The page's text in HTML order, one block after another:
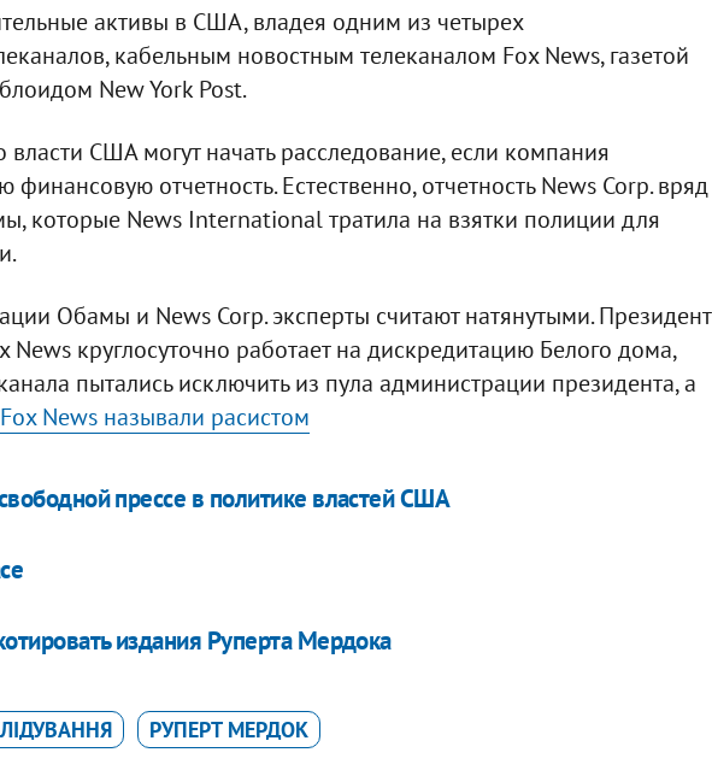
активы в США, владея одним из четырех
кабельным новостным телеканалом Fox News, газетой
New York Post.
власти США могут начать расследование, если компания
отчетность. Естественно, отчетность News Corp. вряд
которые News International тратила на взятки полиции для
Обамы и News Corp. эксперты считают натянутыми. Президент
круглосуточно работает на дискредитацию Белого дома,
пытались исключить из пула администрации президента, а
News называли расистом
прессе в политике властей США
издания Руперта Мердока
РУПЕРТ МЕРДОК